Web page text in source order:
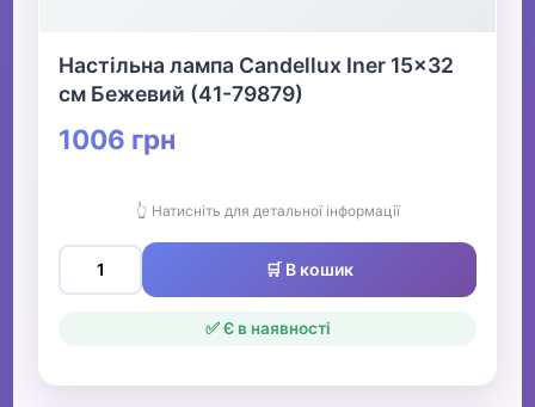
Настільна лампа Candellux Iner 15x32
см Бежевий (41-79879)
1006 грн
👆 Натисніть для детальної інформації
🛒 В кошик
✅ Є в наявності